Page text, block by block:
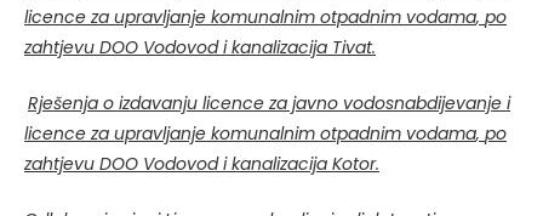
licence za upravljanje komunalnim otpadnim vodama, po
zahtjevu DOO Vodovod i kanalizacija Tivat.
Rješenja o izdavanju licence za javno vodosnabdijevanje i
licence za upravljanje komunalnim otpadnim vodama, po
zahtjevu DOO Vodovod i kanalizacija Kotor.